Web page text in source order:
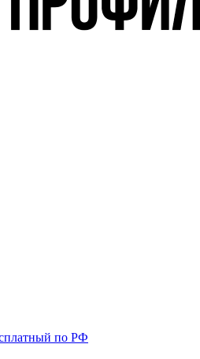
по РФ